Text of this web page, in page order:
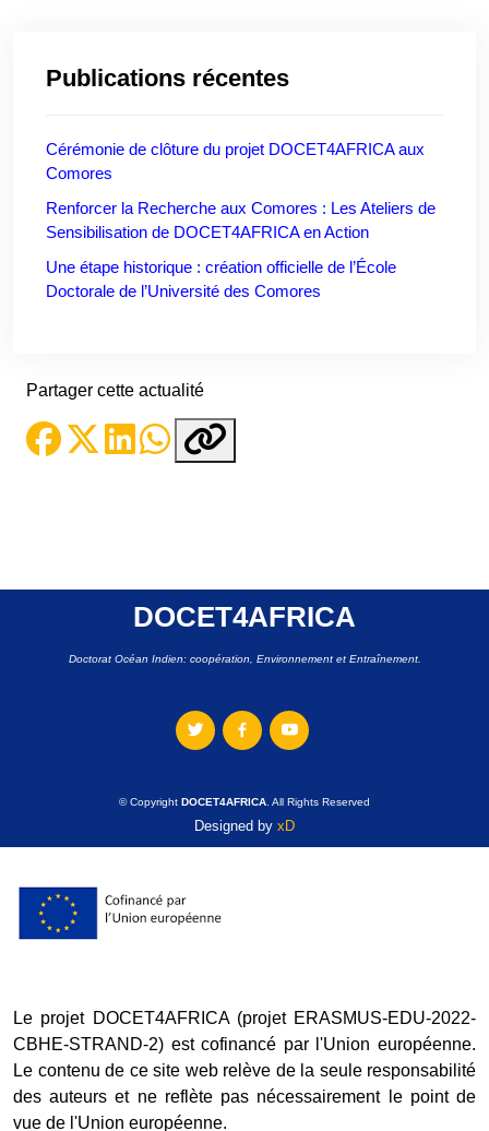
Publications récentes
Cérémonie de clôture du projet DOCET4AFRICA aux
Comores
Renforcer la Recherche aux Comores : Les Ateliers de
Sensibilisation de DOCET4AFRICA en Action
Une étape historique : création officielle de l’École
Doctorale de l’Université des Comores
Partager cette actualité
DOCET4AFRICA
Doctorat Océan Indien: coopération, Environnement et Entraînement.
© Copyright DOCET4AFRICA . All Rights Reserved
Designed by xD
Le projet DOCET4AFRICA (projet ERASMUS-EDU-2022-
CBHE-STRAND-2) est cofinancé par l'Union européenne.
Le contenu de ce site web relève de la seule responsabilité
des auteurs et ne reflète pas nécessairement le point de
vue de l'Union européenne.